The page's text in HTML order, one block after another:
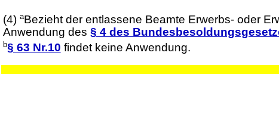
(4) aBezieht der entlassene Beamte Erwerbs- oder
Anwendung des § 4 des
b§ 63 Nr.10 findet keine Anwendung.